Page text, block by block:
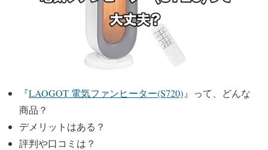
『LAOGOT 電気ファンヒーター(S720) 』って、どんな
商品？
デメリットはある？
評判や口コミは？